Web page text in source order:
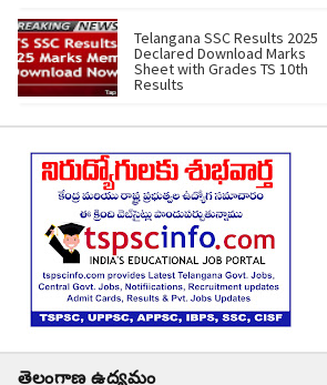
Telangana SSC Results 2025
Declared Download Marks
Sheet with Grades TS 10th
Results
తెలంగాణ ఉద్యమం